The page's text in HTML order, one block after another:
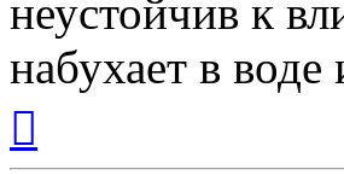
неустойчив к
набухает в
началу